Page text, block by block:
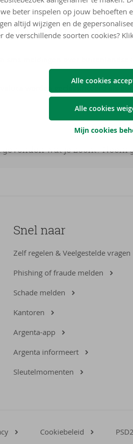
beter inspelen op jouw behoeften
altijd wijzigen en de
de verschillende soorten cookies?
Alle cookies
Alle cookies
Mijn cookies
sms-melding over buitenlandse
heb ik een sms-bericht gekregen
valuta worden geclassificeerd als
wat je zocht? Neem
Snel naar
Zelf regelen & Veelgestelde vragen
Phishing of fraude melden
Schade melden
Kantoren
Argenta-app
Argenta informeert
Sleutelmomenten
Cookiebeleid PSD2